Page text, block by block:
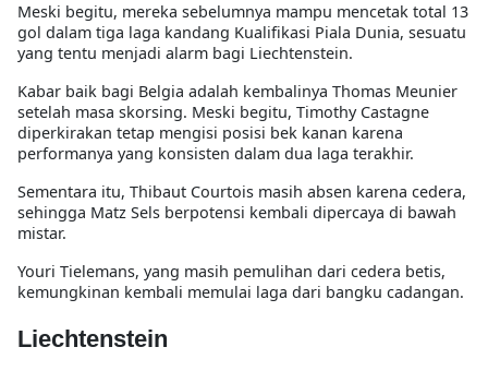
Meski begitu, mereka sebelumnya mampu mencetak total 13
gol dalam tiga laga kandang Kualifikasi Piala Dunia, sesuatu
yang tentu menjadi alarm bagi Liechtenstein.
Kabar baik bagi Belgia adalah kembalinya Thomas Meunier
setelah masa skorsing. Meski begitu, Timothy Castagne
diperkirakan tetap mengisi posisi bek kanan karena
performanya yang konsisten dalam dua laga terakhir.
Sementara itu, Thibaut Courtois masih absen karena cedera,
sehingga Matz Sels berpotensi kembali dipercaya di bawah
mistar.
Youri Tielemans, yang masih pemulihan dari cedera betis,
kemungkinan kembali memulai laga dari bangku cadangan.
Liechtenstein